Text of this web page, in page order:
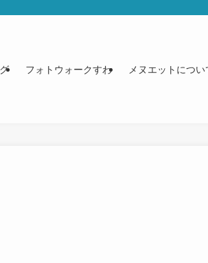
フォトウォークすわ メヌエットについ